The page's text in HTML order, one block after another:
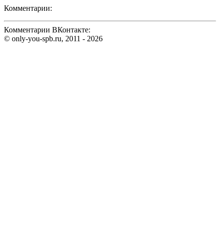
Комментарии:
Комментарии ВКонтакте:
© only-you-spb.ru, 2011 - 2026